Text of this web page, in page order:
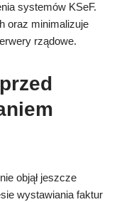
systemów KSeF.
oraz minimalizuje
rządowe.
objął jeszcze
wystawiania faktur